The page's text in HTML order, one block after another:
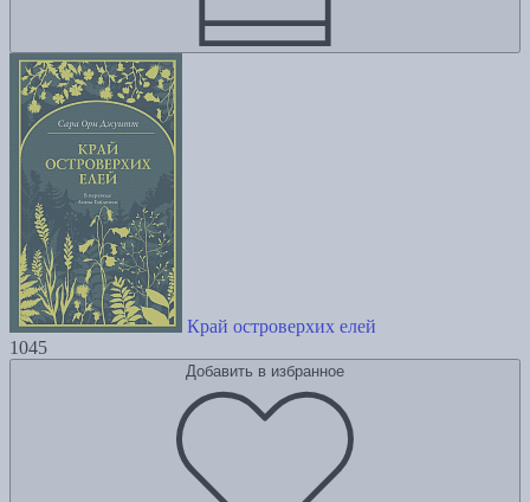
Край островерхих елей
1045
Добавить в избранное